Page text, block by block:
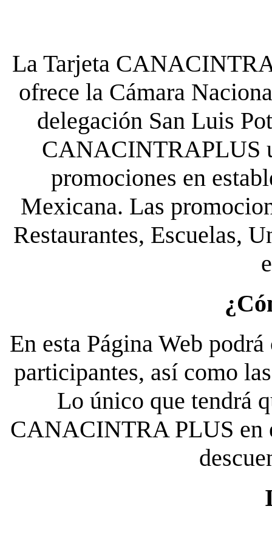
La Tarjeta
ofrece la Cámara
delegación San Luis
CANACINTRAPLUS
promociones en
Mexicana. Las
Restaurantes, Escuelas,
En esta Página Web
participantes, así como
Lo único que tendrá
CANACINTRA PLUS en